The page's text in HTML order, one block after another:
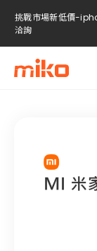
挑戰市場新低價-
洽詢
挑戰市場新低價-
洽詢
挑戰市場新低價-